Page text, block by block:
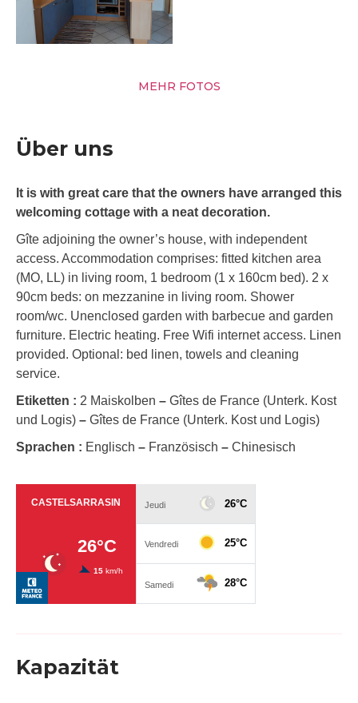
MEHR FOTOS
Über uns
It is with great care that the owners have arranged this
welcoming cottage with a neat decoration.
Gîte adjoining the owner’s house, with independent
access. Accommodation comprises: fitted kitchen area
(MO, LL) in living room, 1 bedroom (1 x 160cm bed). 2 x
90cm beds: on mezzanine in living room. Shower
room/wc. Unenclosed garden with barbecue and garden
furniture. Electric heating. Free Wifi internet access. Linen
provided. Optional: bed linen, towels and cleaning
service.
Etiketten : 2 Maiskolben – Gîtes de France (Unterk. Kost
und Logis) – Gîtes de France (Unterk. Kost und Logis)
Sprachen : Englisch – Französisch – Chinesisch
Kapazität